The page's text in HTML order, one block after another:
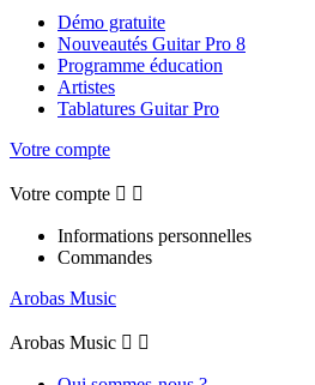
Démo gratuite
Nouveautés Guitar Pro 8
Programme éducation
Artistes
Tablatures Guitar Pro
Votre compte
Votre compte  
Informations personnelles
Commandes
Arobas Music
Arobas Music  